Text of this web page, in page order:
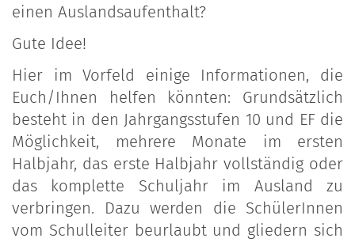
einen Auslandsaufenthalt?
Gute Idee!
Hier im Vorfeld einige Informationen, die
Euch/Ihnen helfen könnten: Grundsätzlich
besteht in den Jahrgangsstufen 10 und EF die
Möglichkeit, mehrere Monate im ersten
Halbjahr, das erste Halbjahr vollständig oder
das komplette Schuljahr im Ausland zu
verbringen. Dazu werden die SchülerInnen
vom Schulleiter beurlaubt und gliedern sich